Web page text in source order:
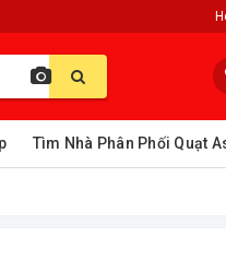
Tìm Nhà Phân Phối Quạt